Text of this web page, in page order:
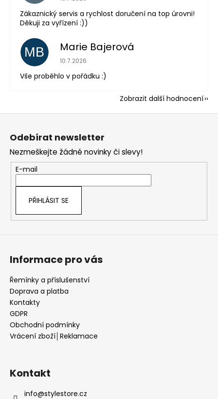
Zákaznický servis a rychlost doručení na top úrovni!
Děkuji za vyřízení :))
MB Marie Bajerová
Hodnocení obchodu je 5 z 5 hvězdiček.
10.7.2026
Vše proběhlo v pořádku :)
Zobrazit další hodnocení
Odebírat newsletter
Nezmeškejte žádné novinky či slevy!
E-mail
PŘIHLÁSIT SE
Informace pro vás
Řemínky a příslušenství
Doprava a platba
Kontakty
GDPR
Obchodní podmínky
Vrácení zboží│Reklamace
Kontakt
info@stylestore.cz